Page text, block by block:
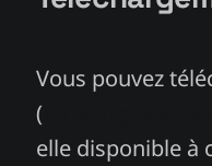
Vous pouvez
(
elle disponible à